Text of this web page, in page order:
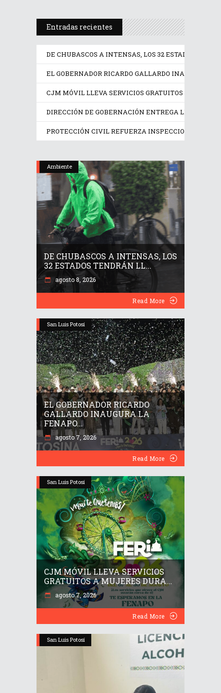
Entradas recientes
DE CHUBASCOS A INTENSAS, LOS 32 ESTADOS
EL GOBERNADOR RICARDO GALLARDO INAUGURA
CJM MÓVIL LLEVA SERVICIOS GRATUITOS A
DIRECCIÓN DE GOBERNACIÓN ENTREGA LICENCIAS
PROTECCIÓN CIVIL REFUERZA INSPECCIONES EN
Ambiente
DE CHUBASCOS A INTENSAS, LOS
32 ESTADOS TENDRÁN LL...
agosto 8, 2026
Read More
San Luis Potosí
EL GOBERNADOR RICARDO
GALLARDO INAUGURA LA
FENAPO...
agosto 7, 2026
Read More
San Luis Potosí
CJM MÓVIL LLEVA SERVICIOS
GRATUITOS A MUJERES DURA...
agosto 7, 2026
Read More
San Luis Potosí